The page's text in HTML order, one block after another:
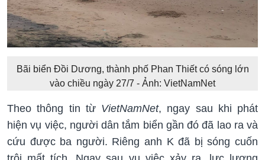
Bãi biển Đồi Dương, thành phố Phan Thiết có sóng lớn
vào chiều ngày 27/7 - Ảnh: VietNamNet
Theo thông tin từ VietNamNet, ngay sau khi phát
hiện vụ việc, người dân tắm biển gần đó đã lao ra và
cứu được ba người. Riêng anh K đã bị sóng cuốn